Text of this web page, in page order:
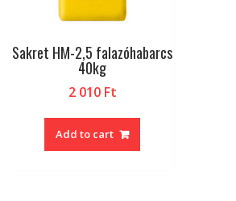
Sakret HM-2,5 falazóhabarcs
40kg
2 010 Ft
Add to cart